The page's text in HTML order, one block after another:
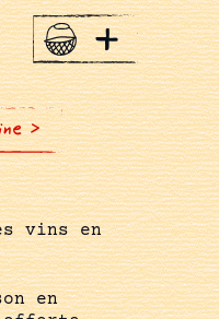
+
>
vins en
en